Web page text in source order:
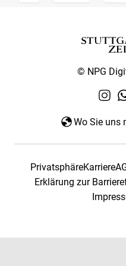
© NPG
Wo Sie uns
PrivatsphäreKarriere
Erklärung zur